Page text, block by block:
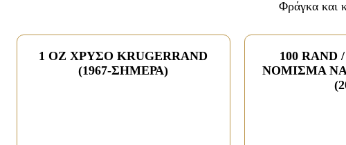
Φράγκα και
1 OZ ΧΡΥΣΟ KRUGERRAND
(1967-ΣΗΜΕΡΑ)
100
ΝΟΜΙΣΜΑ